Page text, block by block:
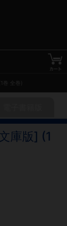
全巻)
庫版] (1